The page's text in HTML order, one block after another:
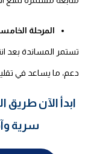
المرحلة
تستمر المساندة بعد
دعم، ما يساعد في
ابدأ الآن
سرية